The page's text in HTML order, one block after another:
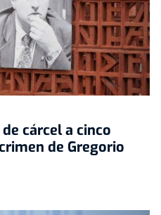
cárcel a cinco
de Gregorio